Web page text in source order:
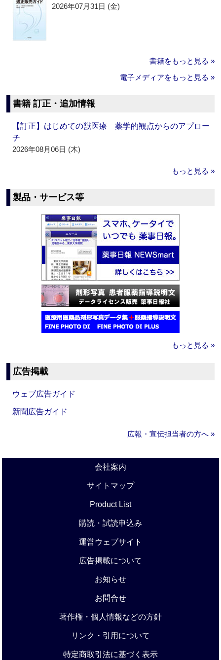
2026年07月31日 (金)
書籍をもっと見る »
電子メディアをもっと見る »
書籍 訂正・追加情報
【訂正】はじめての獣医療 薬学的観点からのアプロー
チ
2026年08月06日 (木)
もっと見る »
製品・サービス等
もっと見る »
広告掲載
ウェブ広告ガイド
新聞広告ガイド
広報・宣伝担当者の方へ »
会社案内
サイトマップ
Product List
購読・試読申込み
運営ウェブサイト
広告掲載について
お知らせ
お問合せ
著作権・個人情報などの方針
リンク・引用について
特定商取引法に基づく表示